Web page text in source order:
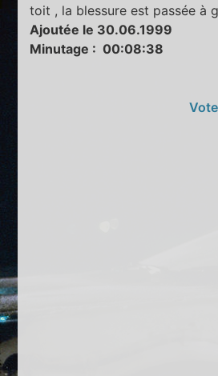
toit , la blessure est passée à
Ajoutée le 30.06.1999
Minutage : 00:08:38